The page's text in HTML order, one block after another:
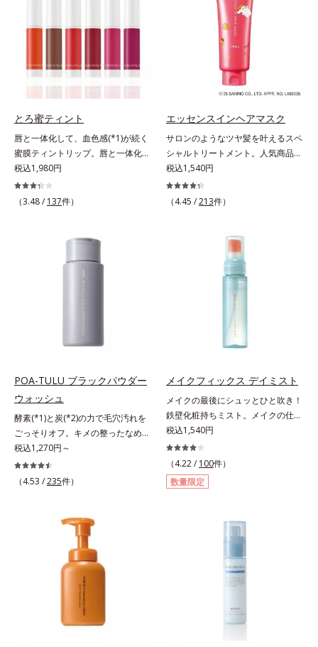
微粒子とオイルが肌と汚れの間に入
り込み、小さくばらけて肌表面にう
することを防止し、細かい毛穴汚れ
をごっそりするん！角栓溶解オイル
(*4)が詰まりや黒ずみも溶かして、
毛穴の目立ちにくいすべすべ肌に洗
い上げます。大人肌のためのくすみ
(*5)を晴らすアプローチによって圧
し、毎日のメイクが楽しくなる晴れ
やかな肌に導きます。*1 ポーラ化
成独自の（Ｃ１２－２０）アルキル
グルコシド（保湿）で形成するミセ
ルから、汚れをはね返す水の膜をつ
くる技術が日本初（2024年12月時
点、J－GLOBALによる自社調べ）
*2 オルビス内でかつてないオイル
独自の（Ｃ１２－２０）アルキルグ
ルコシド（保湿）で形成するミセル
*4 炭酸ジカプリリル*5 乾燥や汚れ
による*6 キメの乱れによる＜使用
量目安＞適量＜使用ステップ＞オル
ビス ザ クレンジング オイル ⇒
洗顔料 ⇒ 化粧水 ⇒ 保湿液
※W洗顔が必要です＜使用方法＞1.
の上で軽くらせんを描くように、メ
イクとよくなじませます。※落ちに
くいメイクを落とす際は、乾いた手
にとり、メイクとしっかりなじませ
てください。3.メイクとなじんだ
ら、水またはぬるま湯でよく洗い流
します。4.その後、洗顔料で洗顔し
ア後にこれひとつでライトメイク効
果。クレンジング不要で、紫外線吸
収剤やグリセリン、パラベンもフリ
ー処方。肌を休ませたい日、リモー
トワークの時、近所へちょこっとお
出かけする時など、しっかりメイク
は負担に感じる日におすすめです。
とろ蜜ティント
唇と一体化して、血色感(*1)が続く
蜜膜ティントリップ。唇と一体化し
て色落ちしにくいティント処方とう
るおいを両立した、ティントリップ
です。色が長時間唇に密着するオイ
みずしい発色が続きます。また色素
による唇の乾燥を防ぐため、一部の
色素に特殊コーティング処理(*4)を
施し、さらに3種のうるおい・保護
成分(*5)も配合。しっとり感をキー
プし、ぷるんとした唇に。さっとひ
と塗りするだけで、くすみやすい大
人の肌に血色感を与え、唇を自然に
効果による*2 水添ポリイソブテン
*3 色みのこと*4 トリエトキシカプ
リリルシラン配合＝保湿成分*5 ス
クワラン、ヒアルロン酸Na、加水
分解コラーゲン
税込1,980円
（3.48 / 137件）
エッセンスインヘアマスク
サロンのようなツヤ髪を叶えるスペ
シャルトリートメント。人気商品
「エッセンスインヘアミルク」と同
じシリーズの、お風呂で美しいツヤ
髪を叶えるスペシャルヘアマスクで
修成分(*1)が髪の内部まで浸透。さ
らに毛髪保護成分がダメージを受け
ている部位に吸着して、キューティ
クル表面をリペア。髪の内外にアプ
ローチして、乾燥などの外的刺激か
ら守り抜き、ダメージ(*2)を立て直
し(*3)ます。お風呂でシャンプー後
に適量を髪になじませ、置き時間は
軽さで、毛先までするんっとまとま
おうツヤ髪を叶えます。*1 毛髪補
修成分（イソステアリン酸、イソス
テアロイル加水分解コラーゲン、イ
ソステアロイル加水分解シルク、ス
フィンゴ糖脂質、トコフェロール、
グリセリン、糖脂質、BG、イソス
加水分解シルク、スフィンゴ糖脂
質、トコフェロール、グリセリン、
ヒアルロン酸ヒドロキシプロピルト
リモニウム、フェノキシエタノー
ル）*2 髪の乾燥、乾燥によるパサ
税込1,540円
（4.45 /213件）
POA-TULU ブラックパウダー
ウォッシュ
酵素(*1)と炭(*2)の力で毛穴汚れを
ごっそりオフ。キメの整ったなめら
か肌へ。酵素(*1)と炭(*2)の力で毛
穴汚れをしっかり落とす、パウダー
タイプの酵素洗顔料です。皮脂やた
目立ちの原因に。普段の洗顔(*3)で
は落としにくい汚れは、酵素洗顔料
で落としましょう。3種の酵素がた
んぱく質や皮脂を溶かして分解。炭
が無数の毛穴に入り込み、溶けた汚
れをパワフルに吸着してすっきり落
とします。さらに浸透型ビタミンC
誘導体(*4)が汚れを取り去った毛穴
税込1,270円～
（4.53 /235件）
メイクフィックス デイミスト
メイクの最後にシュッとひと吹き！
鉄壁化粧持ちミスト。メイクの仕上
げにシュッとひと吹き。肌とメイク
の密着感をピタッと高め、メイクく
ずれを防ぎ、化粧持ちをアップさせ
るミストタイプの化粧水です。くず
れ防止成分(*1)を含む層と美容成分
振って混ぜると、美容成分がくずれ
防止成分を包み込み、メイクの上に
汗・水・皮脂をはじきながら、美容
成分がうるおいをキープ。Wの機能
さらに保湿成分配合でうるおい感が
続き、エアコンなどによる乾燥も防
ぎます。*1 トリメチルシロキシケ
税込1,540円
（4.22 / 100件）
数量限定